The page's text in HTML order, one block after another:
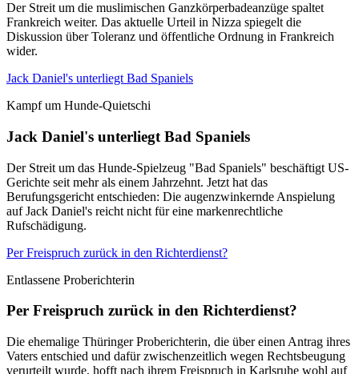
Der Streit um die muslimischen Ganzkörperbadeanzüge spaltet
Frankreich weiter. Das aktuelle Urteil in Nizza spiegelt die
Diskussion über Toleranz und öffentliche Ordnung in Frankreich
wider.
Jack Daniel's unterliegt Bad Spaniels
Kampf um Hunde-Quietschi
Jack Daniel's unterliegt Bad Spaniels
Der Streit um das Hunde-Spielzeug "Bad Spaniels" beschäftigt US-
Gerichte seit mehr als einem Jahrzehnt. Jetzt hat das
Berufungsgericht entschieden: Die augenzwinkernde Anspielung
auf Jack Daniel's reicht nicht für eine markenrechtliche
Rufschädigung.
Per Freispruch zurück in den Richterdienst?
Entlassene Proberichterin
Per Freispruch zurück in den Richterdienst?
Die ehemalige Thüringer Proberichterin, die über einen Antrag ihres
Vaters entschied und dafür zwischenzeitlich wegen Rechtsbeugung
verurteilt wurde, hofft nach ihrem Freispruch in Karlsruhe wohl auf